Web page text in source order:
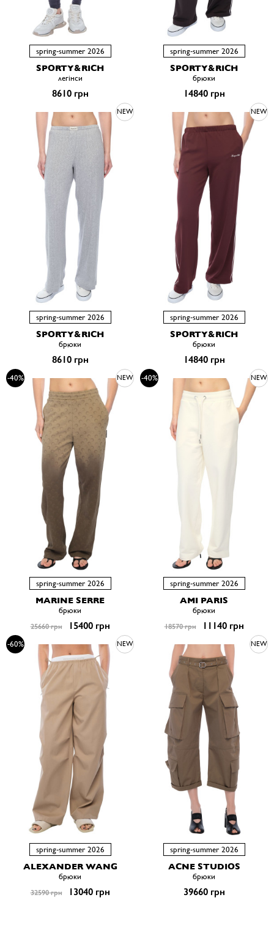
spring-summer 2026
SPORTY&RICH
легінси
8610 грн
spring-summer 2026
SPORTY&RICH
брюки
14840 грн
NEW
spring-summer 2026
SPORTY&RICH
брюки
8610 грн
NEW
spring-summer 2026
SPORTY&RICH
брюки
14840 грн
-40% NEW
spring-summer 2026
MARINE SERRE
брюки
25660 грн 15400 грн
-40% NEW
spring-summer 2026
AMI PARIS
брюки
18570 грн 11140 грн
-60% NEW
spring-summer 2026
ALEXANDER WANG
брюки
32590 грн 13040 грн
NEW
spring-summer 2026
ACNE STUDIOS
брюки
39660 грн